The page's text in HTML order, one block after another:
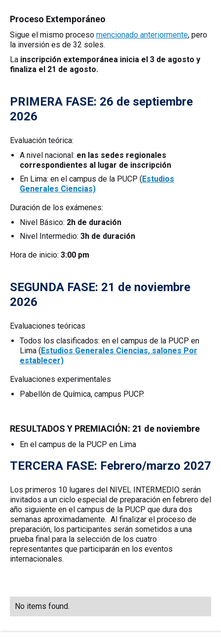
Proceso Extemporáneo
Sigue el mismo proceso mencionado anteriormente, pero
la inversión es de 32 soles.
La inscripción extemporánea inicia el 3 de agosto y
finaliza el 21 de agosto.
PRIMERA FASE: 26 de septiembre
2026
Evaluación teórica:
A nivel nacional: en las sedes regionales
correspondientes al lugar de inscripción
En Lima: en el campus de la PUCP (Estudios
Generales Ciencias)
Duración de los exámenes:
Nivel Básico: 2h de duración
Nivel Intermedio: 3h de duración
Hora de inicio: 3:00 pm
SEGUNDA FASE: 21 de noviembre
2026
Evaluaciones teóricas
Todos los clasificados: en el campus de la PUCP en
Lima (Estudios Generales Ciencias, salones Por
establecer)
Evaluaciones experimentales
Pabellón de Química, campus PUCP.
RESULTADOS Y PREMIACIÓN: 21 de noviembre
En el campus de la PUCP en Lima
TERCERA FASE: Febrero/marzo 2027
Los primeros 10 lugares del NIVEL INTERMEDIO serán
invitados a un ciclo especial de preparación en febrero del
año siguiente en el campus de la PUCP que dura dos
semanas aproximadamente. Al finalizar el proceso de
preparación, los participantes serán sometidos a una
prueba final para la selección de los cuatro
representantes que participarán en los eventos
internacionales.
No items found.